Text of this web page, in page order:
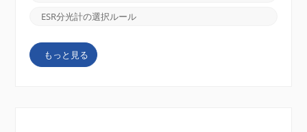
法の選択ルールはスピン選択ルールです。電子ジャン
化する必要があると述べています。m_s 値は、外部
磁場に対する電子スピンの方向を表します。このシフ
トは、スピン反転 (平行から反平行、またはその逆) ま
ESR分光計の選択ルール
もっと見る